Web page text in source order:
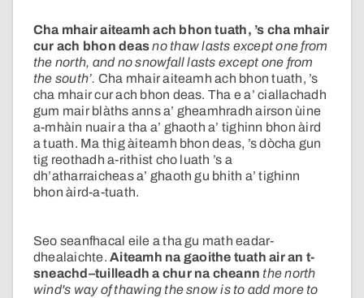
Cha mhair aiteamh ach bhon tuath, ’s cha mhair
cur ach bhon deasno thaw lasts except one from
the north, and no snowfall lasts except one from
the south’. Cha mhair aiteamh ach bhon tuath, ’s
cha mhair cur ach bhon deas. Tha e a’ ciallachadh
gum mair blàths anns a’ gheamhradh airson ùine
a-mhàin nuair a tha a’ ghaoth a’ tighinn bhon àird
a tuath. Ma thig àiteamh bhon deas, ’s dòcha gun
tig reothadh a-rithist cho luath ’s a
dh’atharraicheas a’ ghaoth gu bhith a’ tighinn
bhon àird-a-tuath.
Seo seanfhacal eile a tha gu math eadar-
dhealaichte.Aiteamh na gaoithe tuath air an t-
sneachd–tuilleadh a chur na cheann the north
wind's way of thawing the snow is to add more to